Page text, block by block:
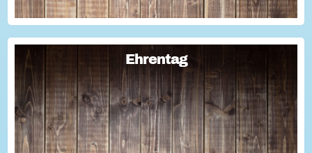
Ehrentag
Ehrentag
Macht den Ehrentag mit eurer Aktion zu eurem "hessischen
Ehrentag"...